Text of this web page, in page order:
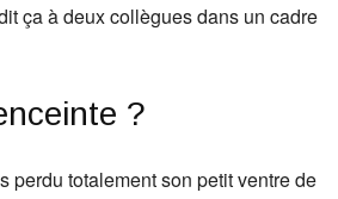
ça à deux collègues dans un cadre
?
perdu totalement son petit ventre de